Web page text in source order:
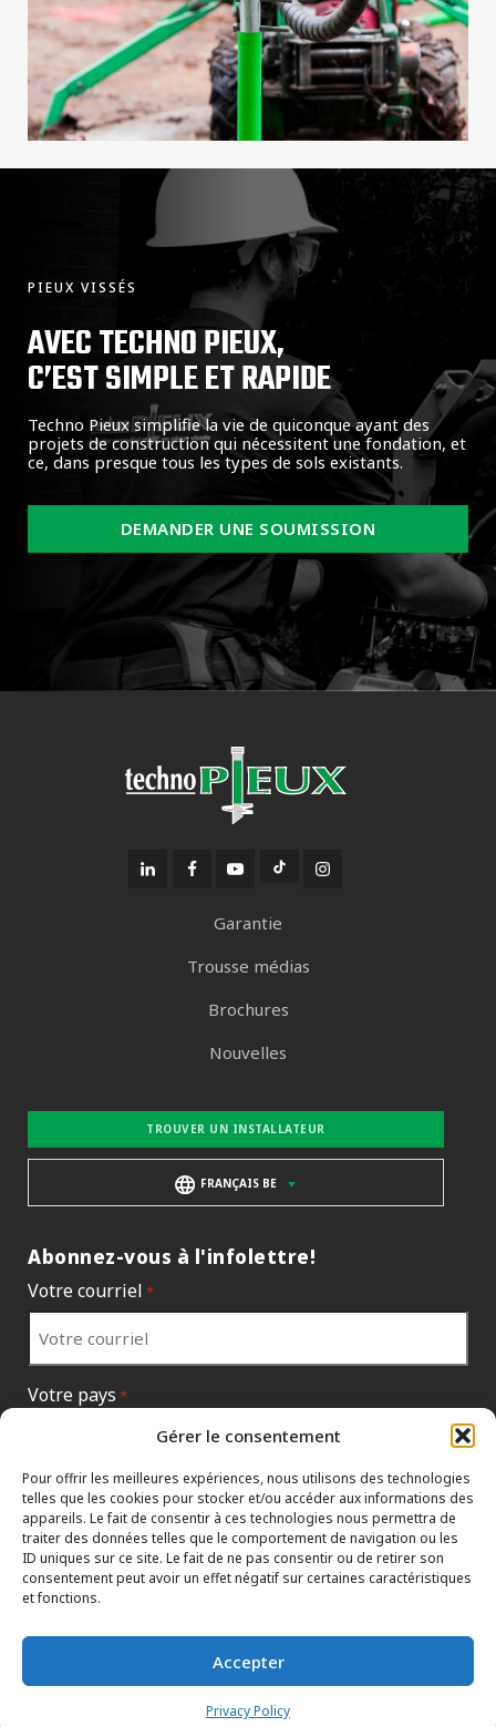
Gérer le consentement
Pour offrir les meilleures expériences, nous utilisons des technologies
telles que les cookies pour stocker et/ou accéder aux informations des
appareils. Le fait de consentir à ces technologies nous permettra de
traiter des données telles que le comportement de navigation ou les
ID uniques sur ce site. Le fait de ne pas consentir ou de retirer son
consentement peut avoir un effet négatif sur certaines caractéristiques
et fonctions.
Accepter
Privacy Policy
PIEUX VISSÉS
AVEC TECHNO PIEUX,
C’EST SIMPLE ET RAPIDE
Techno Pieux simplifie la vie de quiconque ayant des
projets de construction qui nécessitent une fondation, et
ce, dans presque tous les types de sols existants.
DEMANDER UNE SOUMISSION
Garantie
Trousse médias
Brochures
Nouvelles
TROUVER UN INSTALLATEUR
FRANÇAIS BE
Abonnez-vous à l'infolettre!
Votre courriel *
Votre pays *
PROTECTION DES RENSEIGNEMENTS
TERMES ET CONDITIONS
HTML SITEMAP